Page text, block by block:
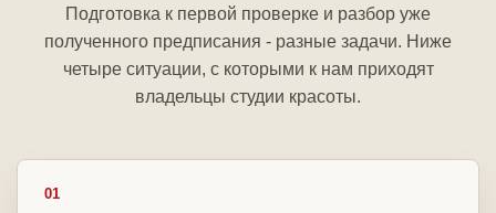
Подготовка к первой проверке и разбор уже
полученного предписания - разные задачи. Ниже
четыре ситуации, с которыми к нам приходят
владельцы студии красоты.
01